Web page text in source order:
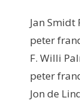
Jan Smidt
peter
F. Willi
peter
Jon de